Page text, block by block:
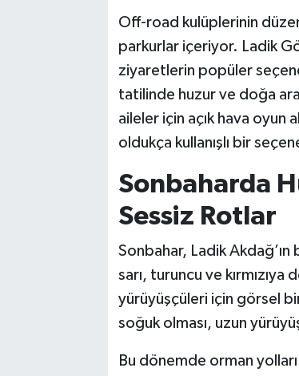
Off-road kulüplerinin
parkurlar içeriyor. Ladik
ziyaretlerin popüler
tatilinde huzur ve doğa
aileler için açık hava oyun
oldukça kullanışlı bir
Sonbaharda
Sessiz Rotlar
Sonbahar, Ladik
sarı, turuncu ve
yürüyüşçüleri için görsel
soğuk olması, uzun
Bu dönemde orman